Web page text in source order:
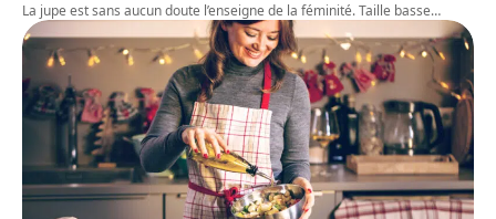
La jupe est sans aucun doute l’enseigne de la féminité. Taille basse…